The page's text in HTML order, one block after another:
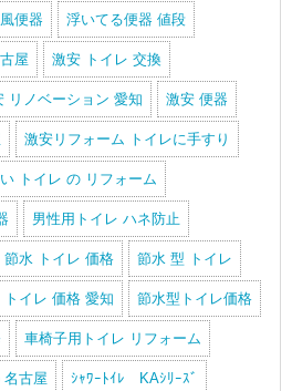
便器 浮いてる便器 値段
屋 激安 トイレ 交換
リノベーション 愛知 激安 便器
激安リフォーム トイレに手すり
トイレ の リフォーム
男性用トイレ ハネ防止
節水 トイレ 価格 節水 型 トイレ
トイレ 価格 愛知 節水型トイレ価格
車椅子用トイレ リフォーム
古屋 ｼｬﾜｰﾄｲﾚ KAｼﾘｰｽﾞ